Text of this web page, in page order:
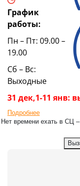
График
работы:
Пн – Пт: 09.00 –
19.00
Сб – Вс:
Выходные
31 дек,1-11 янв:
Подробнее
Нет времени ехать в СЦ